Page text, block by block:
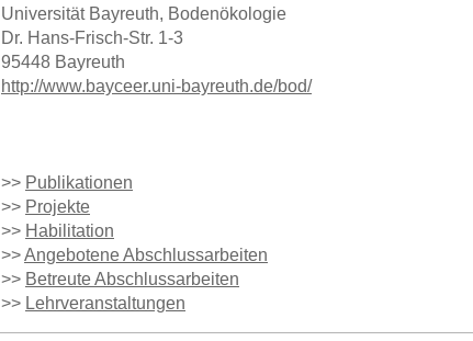
Universität Bayreuth, Bodenökologie
Dr. Hans-Frisch-Str. 1-3
95448 Bayreuth
http://www.bayceer.uni-bayreuth.de/bod/
>> Publikationen
>> Projekte
>> Habilitation
>>Angebotene Abschlussarbeiten
>> Betreute Abschlussarbeiten
>> Lehrveranstaltungen